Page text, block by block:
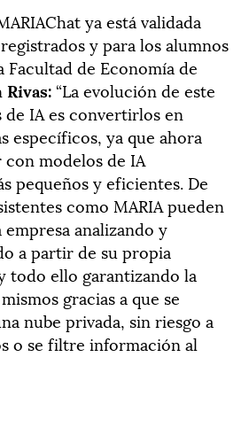
ya está validada
y para los alumnos
Facultad de Economía de
Rivas:“La evolución de este
IA es convertirlos en
específicos, ya que ahora
modelos de IA
pequeños y eficientes. De
como MARIA pueden
analizando y
a partir de su propia
todo ello garantizando la
gracias a que se
nube privada, sin riesgo a
o se filtre información al